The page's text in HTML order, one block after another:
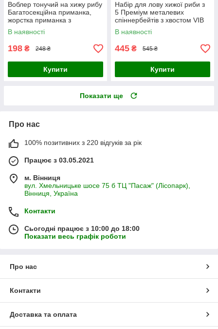
Воблер тонучий на хижу рибу
Багатосекційна приманка,
жорстка приманка з
пропелером і гачками
В наявності
198 ₴ 248 ₴
Купити
Набір для лову хижої риби з
5 Преміум металевих
спіннербейтів з хвостом VIB
В наявності
445 ₴ 545 ₴
Купити
Показати ще
Про нас
100% позитивних з 220 відгуків за рік
Працює з 03.05.2021
м. Вінниця
вул. Хмельницьке шосе 75 б ТЦ "Пасаж" (Лісопарк),
Вінниця, Україна
Контакти
Сьогодні працює з 10:00 до 18:00
Показати весь графік роботи
Про нас
Контакти
Доставка та оплата